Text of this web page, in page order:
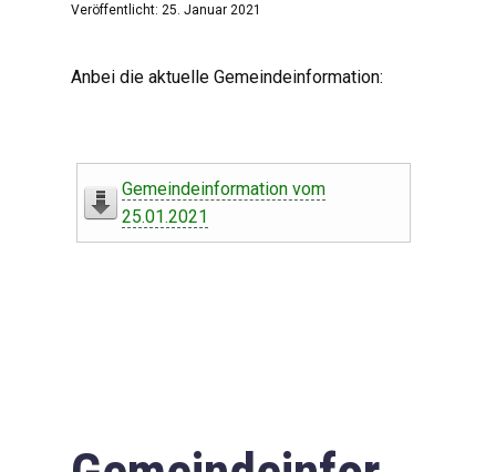
Veröffentlicht: 25. Januar 2021
Anbei die aktuelle Gemeindeinformation:
Gemeindeinformation vom
25.01.2021